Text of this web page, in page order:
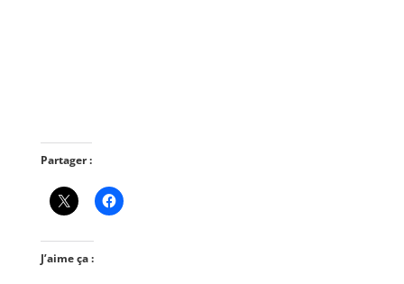
Partager :
J’aime ça :